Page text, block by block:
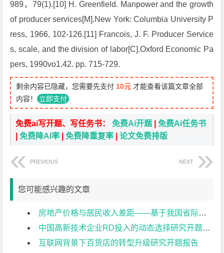
989，79(1).[10] H. Greenfield. Manpower and the growth
of producer services[M].New York: Columbia University P
ress, 1966, 102-126.[11] Francois, J. F. Producer Service
s, scale, and the division of labor[C].Oxford Economic Pa
pers, 1990vo1.42. pp. 715-729.
剩余内容已隐藏，您需要先支付 10元 才能查看该篇文章全部
内容！ 立即支付
免费ai写开题、写任务书：免费Ai开题 |免费Ai任务书
|免费降AI率 |免费降重复率 |论文免费排版
PREVIOUS NEXT
您可能感兴趣的文章
房地产价格与居民收入差距——基于我国省际面板数据的实证分析开题报告
中国高新技术企业RD投入的动态选择研究开题报告
互联网背景下百货店的转型升级研究开题报告